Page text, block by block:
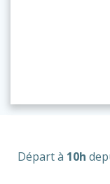
Départ à 10h